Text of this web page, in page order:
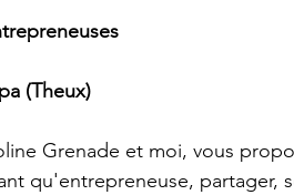
(Theux)
Grenade et moi, vous
qu'entrepreneuse, partager,